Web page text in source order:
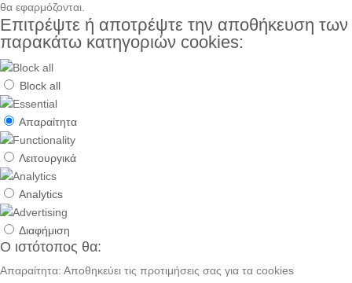
θα εφαρμόζονται.
Επιτρέψτε ή αποτρέψτε την αποθήκευση των
παρακάτω κατηγοριών cookies:
Block all
Απαραίτητα
Λειτουργικά
Analytics
Διαφήμιση
Ο ιστότοπος θα:
Απαραίτητα: Αποθηκεύει τις προτιμήσεις σας για τα cookies